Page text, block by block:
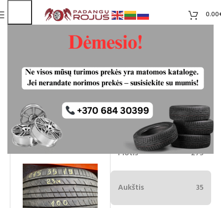
0.00
Nexen NFera SU1 275/35R19 padangos
-10% 100.00€
90.00€
Liko 2
Plotis 275
Aukštis 35